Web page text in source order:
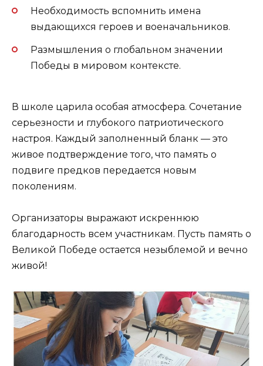
Необходимость вспомнить имена
выдающихся героев и военачальников.
Размышления о глобальном значении
Победы в мировом контексте.
В школе царила особая атмосфера. Сочетание
серьезности и глубокого патриотического
настроя. Каждый заполненный бланк — это
живое подтверждение того, что память о
подвиге предков передается новым
поколениям.
Организаторы выражают искреннюю
благодарность всем участникам. Пусть память о
Великой Победе остается незыблемой и вечно
живой!